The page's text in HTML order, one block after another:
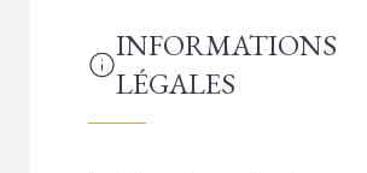
INFORMATIONS
LÉGALES